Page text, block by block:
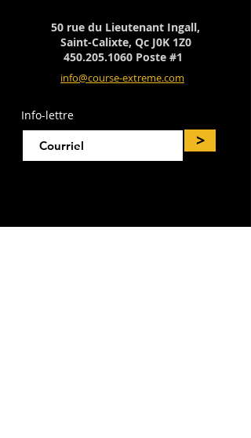
50 rue du Lieutenant Ingall,
Saint-Calixte, Qc J0K 1Z0
450.205.1060 Poste #1
info@course-extreme.com
Info-lettre
>